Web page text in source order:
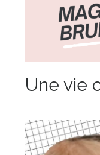
Une vie